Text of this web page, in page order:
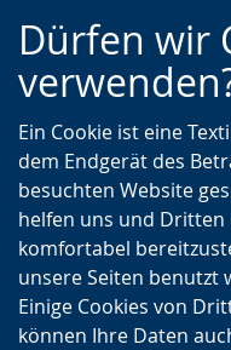
Dürfen wir
Ein Cookie ist eine
dem Endgerät des
besuchten Website
helfen uns und
komfortabel
unsere Seiten benutzt
Einige Cookies von
können Ihre Daten